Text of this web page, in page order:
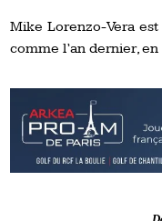
Mike Lorenzo-Vera
comme l’an dernier,